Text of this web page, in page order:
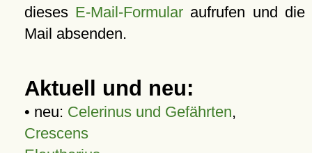
dieses E-Mail-Formular aufrufen und die
Mail absenden.
Aktuell und neu:
• neu: Celerinus und Gefährten,
Crescens